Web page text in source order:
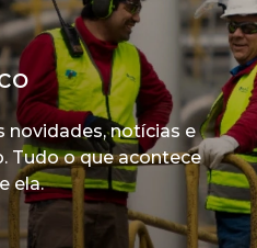
novidades, notícias e
Tudo o que acontece
ela.